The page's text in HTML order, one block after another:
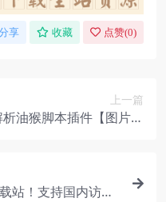
享 收藏 点赞(0)
上一篇
油猴脚本插件【图片教
站！支持国内访